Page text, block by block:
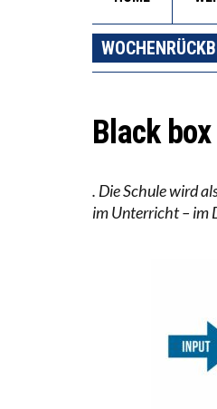
Black
. Die Schule wird
im Unterricht – im